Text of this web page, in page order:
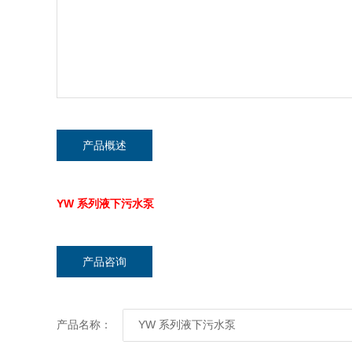
产品概述
YW 系列液下污水泵
产品咨询
产品名称：